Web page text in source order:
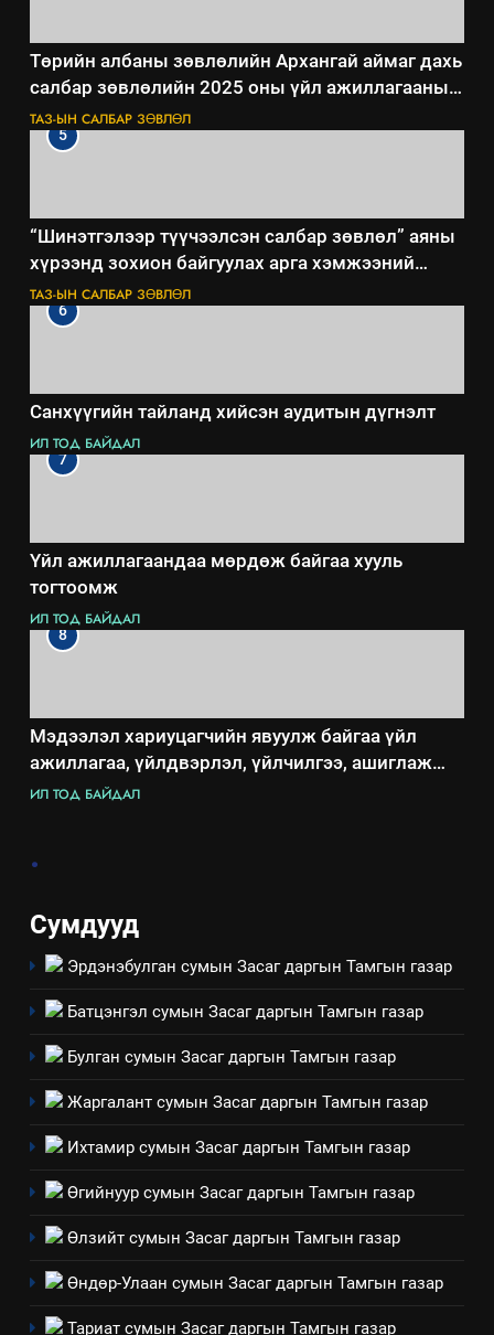
Төрийн албаны зөвлөлийн Архангай аймаг дахь
салбар зөвлөлийн 2025 оны үйл ажиллагааны
жилийн төлөвлөгөө
ТАЗ-ЫН САЛБАР ЗӨВЛӨЛ
5
“Шинэтгэлээр түүчээлсэн салбар зөвлөл” аяны
хүрээнд зохион байгуулах арга хэмжээний
төлөвлөгөө
ТАЗ-ЫН САЛБАР ЗӨВЛӨЛ
6
Санхүүгийн тайланд хийсэн аудитын дүгнэлт
ИЛ ТОД БАЙДАЛ
7
Үйл ажиллагаандаа мөрдөж байгаа хууль
тогтоомж
ИЛ ТОД БАЙДАЛ
8
Мэдээлэл хариуцагчийн явуулж байгаа үйл
ажиллагаа, үйлдвэрлэл, үйлчилгээ, ашиглаж
байгаа техник, технологийн хүн, мал, амьтны
ИЛ ТОД БАЙДАЛ
.
Сумдууд
Эрдэнэбулган сумын Засаг даргын Тамгын газар
Батцэнгэл сумын Засаг даргын Тамгын газар
Булган сумын Засаг даргын Тамгын газар
Жаргалант сумын Засаг даргын Тамгын газар
Ихтамир сумын Засаг даргын Тамгын газар
Өгийнуур сумын Засаг даргын Тамгын газар
Өлзийт сумын Засаг даргын Тамгын газар
Өндөр-Улаан сумын Засаг даргын Тамгын газар
Тариат сумын Засаг даргын Тамгын газар